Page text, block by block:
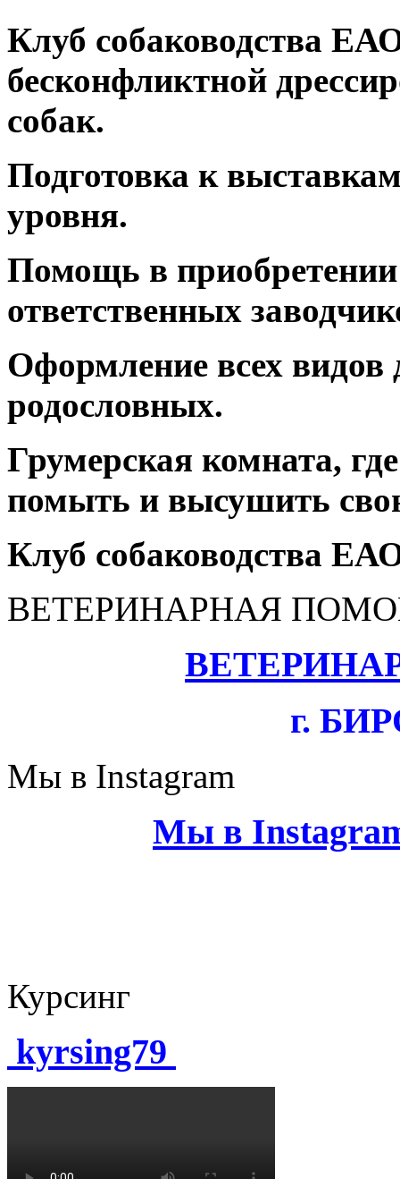
Клуб собаководства
бесконфликтной
собак.
Подготовка к
уровня.
Помощь в
ответственных
Оформление всех видов
родословных.
Грумерская комната,
помыть и высушить
Клуб собаководства
ВЕТЕРИНАРНАЯ
г.
Мы в Instagram
Мы в
Курсинг
kyrsing79